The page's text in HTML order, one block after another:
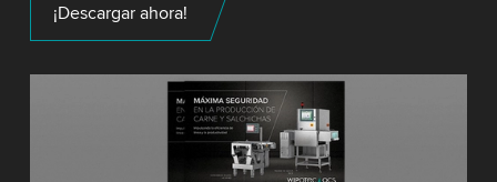
¡Descargar ahora!